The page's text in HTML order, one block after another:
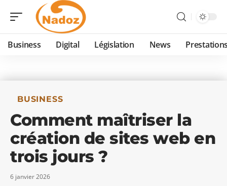
Business Digital Législation News
BUSINESS
Comment maîtriser la
création de sites web en
trois jours ?
6 janvier 2026